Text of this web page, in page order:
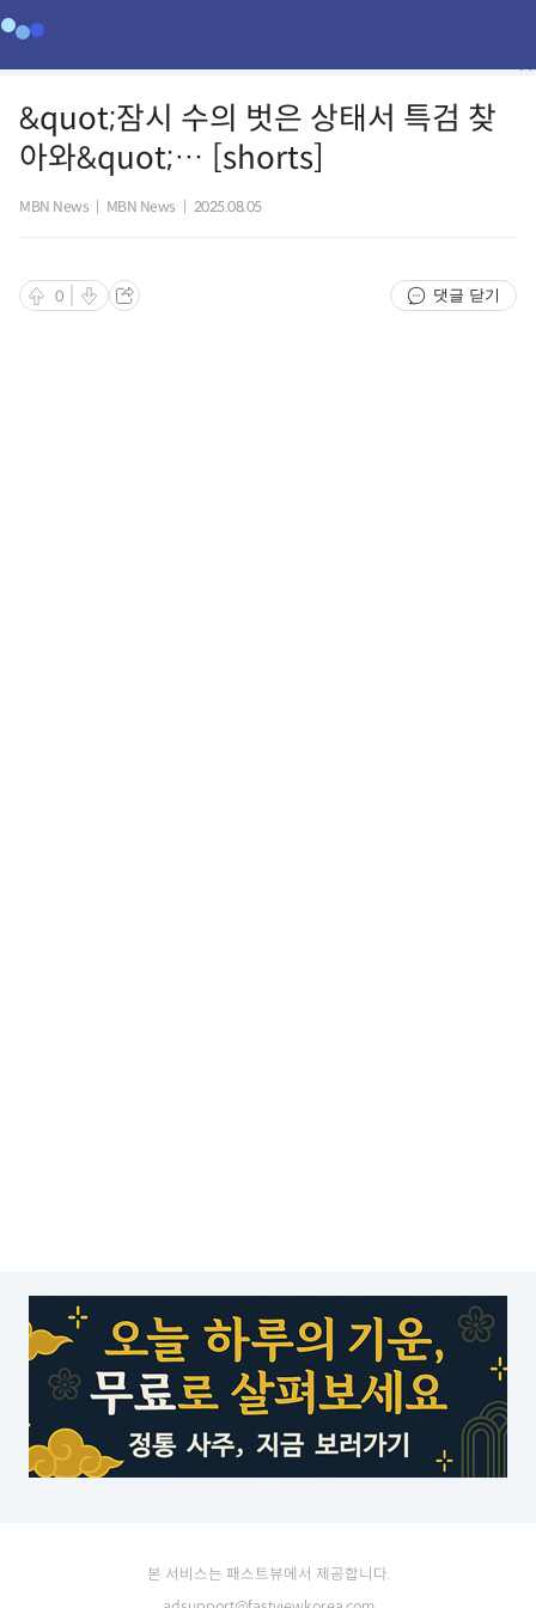
&quot;잠시 수의 벗은 상태서 특검 찾
아와&quot;… [shorts]
MBN News MBN News 2025.08.05
0 댓글 닫기
본 서비스는 패스트뷰에서 제공합니다.